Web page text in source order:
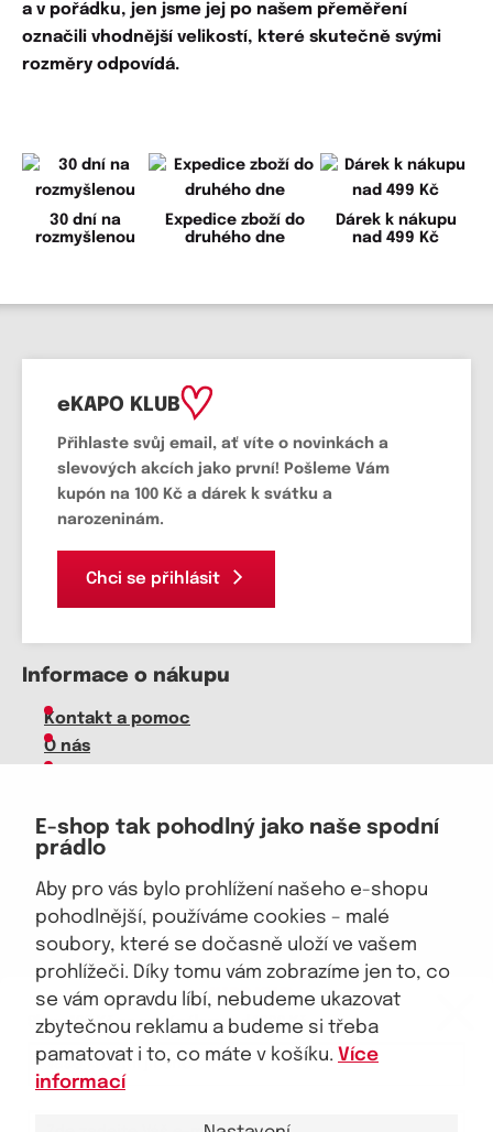
E-shop tak pohodlný jako naše spodní
prádlo
Aby pro vás bylo prohlížení našeho e-shopu
pohodlnější, používáme cookies – malé
soubory, které se dočasně uloží ve vašem
prohlížeči. Díky tomu vám zobrazíme jen to, co
se vám opravdu líbí, nebudeme ukazovat
zbytečnou reklamu a budeme si třeba
pamatovat i to, co máte v košíku. Více
informací
a v pořádku, jen jsme jej po našem přeměření
označili vhodnější velikostí, které skutečně svými
rozměry odpovídá.
30 dní na
rozmyšlenou
Expedice zboží do
druhého dne
Dárek k nákupu
nad 499 Kč
eKAPO KLUB
Přihlaste svůj email , ať víte o novinkách a
slevových akcích jako první! Pošleme Vám
kupón na 100 Kč a dárek k svátku a
narozeninám.
Chci se přihlásit
Informace o nákupu
Kontakt a pomoc
O nás
Velkoobchod
Vrácení zboží, reklamace
Obchodní podmínky
Průvodce spokojené ženy
Staňte se naším fanouškem
Jsme důvěryhodný obchod
eKAPO KLUB
Sleva 100 Kč na první nákupnad 1000 Kč